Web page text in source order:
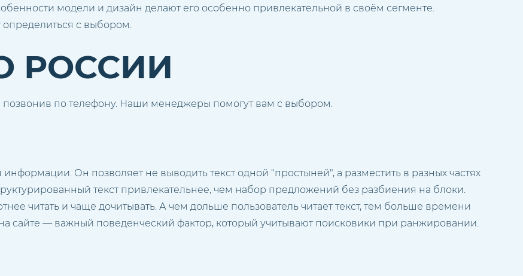
модели и дизайн делают его особенно привлекательной в своём сегменте.
с выбором.
РОССИИ
позвонив по телефону. Наши менеджеры помогут вам с выбором.
Он позволяет не выводить текст одной "простыней", а разместить в разных частях
текст привлекательнее, чем набор предложений без разбиения на блоки.
читать и чаще дочитывать. А чем дольше пользователь читает текст, тем больше времени
сайте — важный поведенческий фактор, который учитывают поисковики при ранжировании.